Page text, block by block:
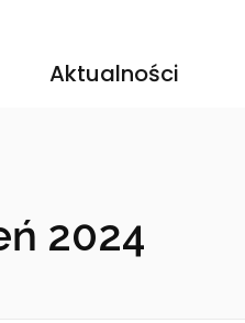
Aktualności
2024